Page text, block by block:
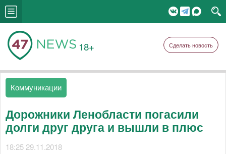
18+ Сделать новость
Коммуникации
Дорожники Ленобласти погасили
долги друг друга и вышли в плюс
18:25 29.11.2018